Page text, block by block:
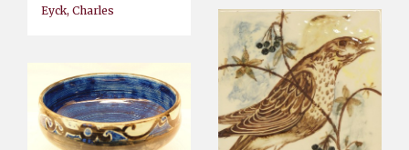
Eyck, Charles